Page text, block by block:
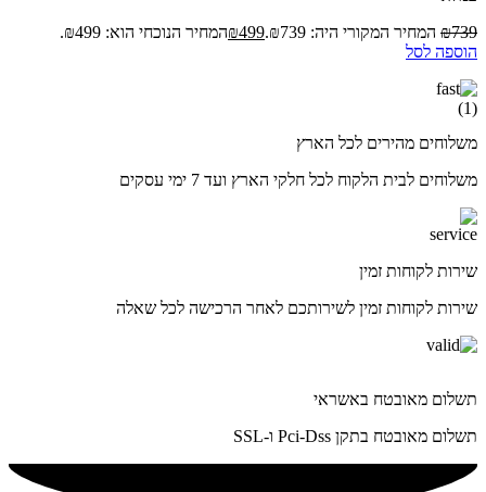
₪739 המחיר המקורי היה: ₪739. ₪499
המחיר הנוכחי הוא: ₪499.
הוספה לסל
משלוחים מהירים לכל הארץ
משלוחים לבית הלקוח לכל חלקי הארץ ועד 7 ימי עסקים
שירות לקוחות זמין
שירות לקוחות זמין לשירותכם לאחר הרכישה לכל שאלה
תשלום מאובטח באשראי
תשלום מאובטח בתקן Pci-Dss ו-SSL